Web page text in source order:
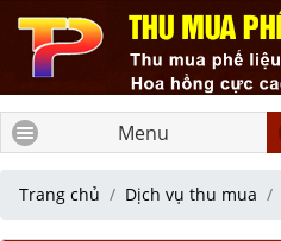
Menu
Trang chủ Dịch vụ thu mua